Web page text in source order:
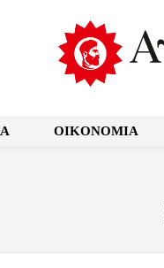
OIKONOMIA